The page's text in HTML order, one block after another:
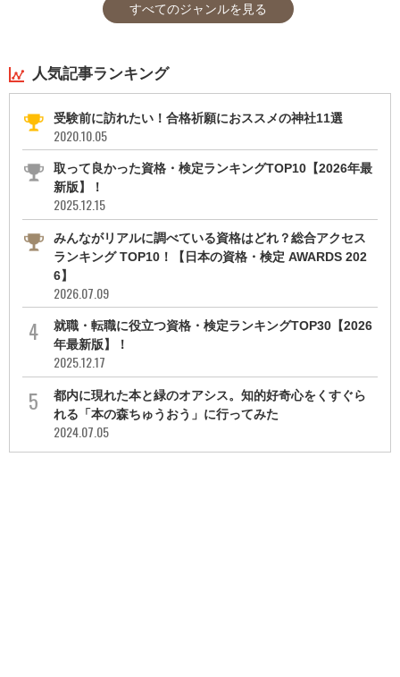
すべてのジャンルを見る
人気記事ランキング
受験前に訪れたい！合格祈願におススメの神社11選
2020.10.05
取って良かった資格・検定ランキングTOP10【2026年最
新版】！
2025.12.15
みんながリアルに調べている資格はどれ？総合アクセス
ランキング TOP10！【日本の資格・検定 AWARDS 202
6】
2026.07.09
就職・転職に役立つ資格・検定ランキングTOP30【2026
年最新版】！
2025.12.17
都内に現れた本と緑のオアシス。知的好奇心をくすぐら
れる「本の森ちゅうおう」に行ってみた
2024.07.05